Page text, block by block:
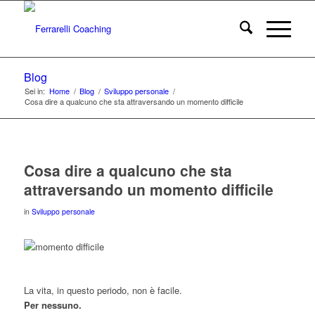
Blog
Sei in: Home / Blog / Sviluppo personale /
Cosa dire a qualcuno che sta attraversando un momento difficile
Cosa dire a qualcuno che sta
attraversando un momento difficile
in Sviluppo personale
La vita, in questo periodo, non è facile.
Per nessuno.